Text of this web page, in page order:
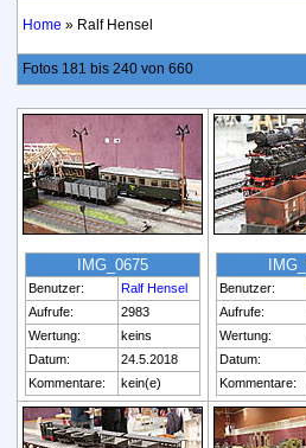
Home » Ralf Hensel
Fotos 181 bis 240 von 660
IMG_0675
Benutzer:
Ralf Hensel
Aufrufe:
2983
Wertung:
keins
Datum:
24.5.2018
Kommentare:
kein(e)
Benutzer:
Aufrufe:
Wertung:
Datum:
Kommentare: